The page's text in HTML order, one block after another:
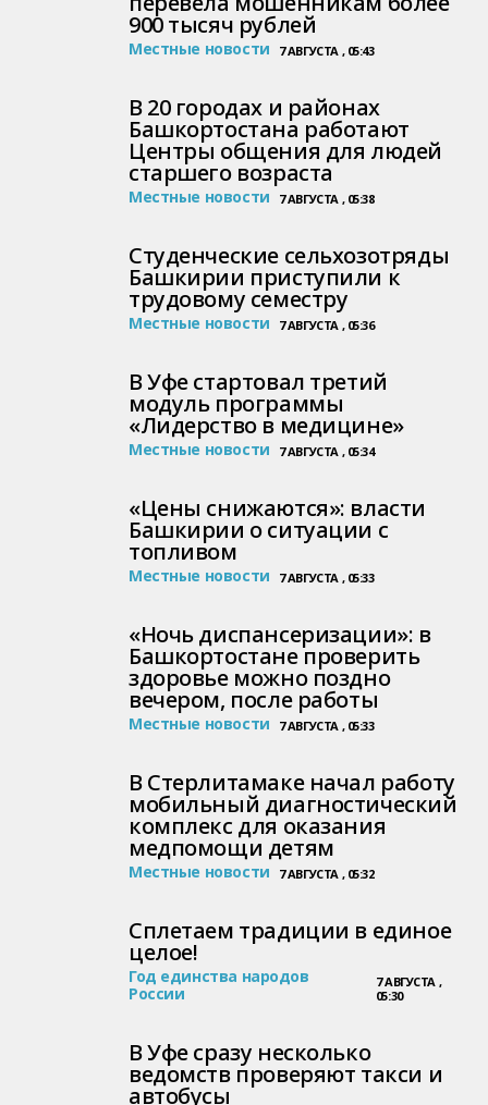
900 тысяч рублей
Местные новости 7 АВГУСТА , 05:43
В 20 городах и районах
Башкортостана работают
Центры общения для людей
старшего возраста
Местные новости 7 АВГУСТА , 05:38
Студенческие сельхозотряды
Башкирии приступили к
трудовому семестру
Местные новости 7 АВГУСТА , 05:36
В Уфе стартовал третий
модуль программы
«Лидерство в медицине»
Местные новости 7 АВГУСТА , 05:34
«Цены снижаются»: власти
Башкирии о ситуации с
топливом
Местные новости 7 АВГУСТА , 05:33
«Ночь диспансеризации»: в
Башкортостане проверить
здоровье можно поздно
вечером, после работы
Местные новости 7 АВГУСТА , 05:33
В Стерлитамаке начал работу
мобильный диагностический
комплекс для оказания
медпомощи детям
Местные новости 7 АВГУСТА , 05:32
Сплетаем традиции в единое
целое!
Год единства народов
России
7 АВГУСТА ,
05:30
В Уфе сразу несколько
ведомств проверяют такси и
автобусы